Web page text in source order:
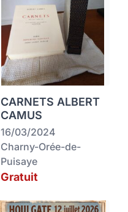
CARNETS ALBERT
CAMUS
16/03/2024
Charny-Orée-de-
Puisaye
Gratuit